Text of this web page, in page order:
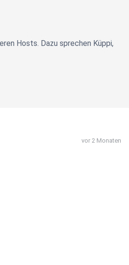
Hosts. Dazu sprechen Küppi,
vor 2 Monaten